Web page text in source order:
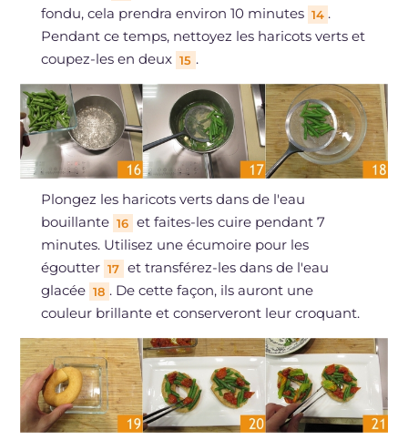
fondu, cela prendra environ 10 minutes 14 .
Pendant ce temps, nettoyez les haricots verts et
coupez-les en deux 15 .
Plongez les haricots verts dans de l'eau
bouillante 16 et faites-les cuire pendant 7
minutes. Utilisez une écumoire pour les
égoutter 17 et transférez-les dans de l'eau
glacée 18 . De cette façon, ils auront une
couleur brillante et conserveront leur croquant.